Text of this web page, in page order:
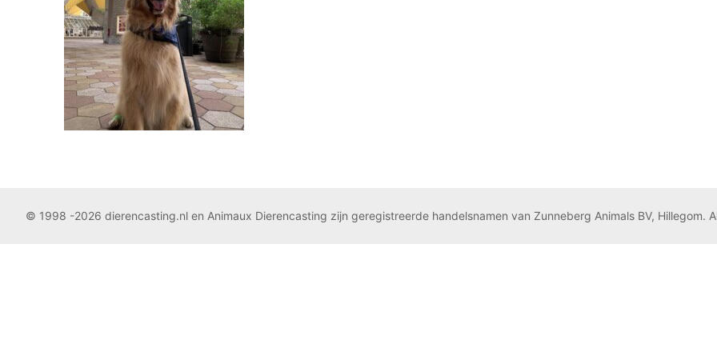
© 1998 -2026 dierencasting.nl en Animaux Dierencasting zijn geregistreerde handelsnamen van Zunneberg Animals BV, Hillegom.